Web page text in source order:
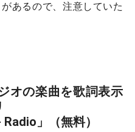
あるので、注意していた
オの楽曲を歌詞表示
」（無料）